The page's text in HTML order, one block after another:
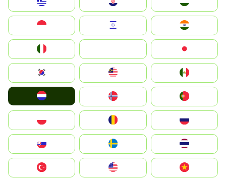
South Korea
United States